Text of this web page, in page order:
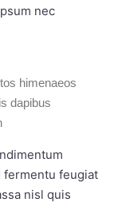
nec
himenaeos
dapibus
fermentu feugiat
nisl quis